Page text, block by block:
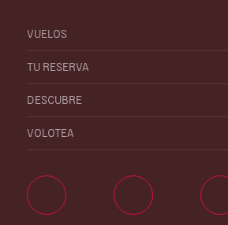
VUELOS
TU RESERVA
DESCUBRE
VOLOTEA